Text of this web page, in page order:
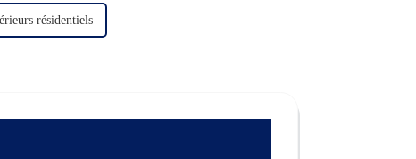
résidentiels